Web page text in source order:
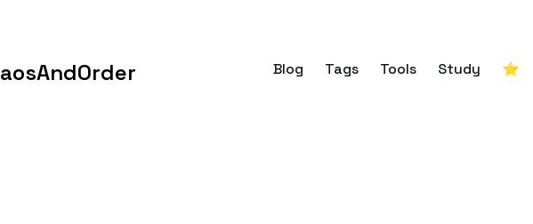
Blog Tags Tools Study ⭐